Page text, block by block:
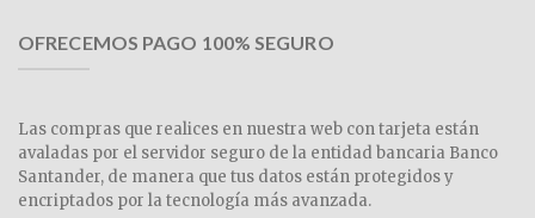
OFRECEMOS PAGO 100% SEGURO
Las compras que realices en nuestra web con tarjeta están
avaladas por el servidor seguro de la entidad bancaria Banco
Santander, de manera que tus datos están protegidos y
encriptados por la tecnología más avanzada.